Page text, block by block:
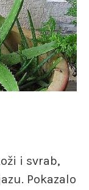
i svrab,
Pokazalo